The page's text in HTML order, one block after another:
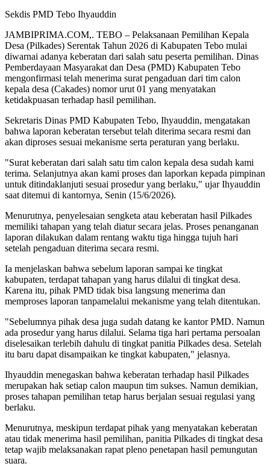
Sekdis PMD Tebo Ihyauddin
JAMBIPRIMA.COM,. TEBO – Pelaksanaan Pemilihan Kepala
Desa (Pilkades) Serentak Tahun 2026 di Kabupaten Tebo mulai
diwarnai adanya keberatan dari salah satu peserta pemilihan. Dinas
Pemberdayaan Masyarakat dan Desa (PMD) Kabupaten Tebo
mengonfirmasi telah menerima surat pengaduan dari tim calon
kepala desa (Cakades) nomor urut 01 yang menyatakan
ketidakpuasan terhadap hasil pemilihan.
Sekretaris Dinas PMD Kabupaten Tebo, Ihyauddin, mengatakan
bahwa laporan keberatan tersebut telah diterima secara resmi dan
akan diproses sesuai mekanisme serta peraturan yang berlaku.
"Surat keberatan dari salah satu tim calon kepala desa sudah kami
terima. Selanjutnya akan kami proses dan laporkan kepada pimpinan
untuk ditindaklanjuti sesuai prosedur yang berlaku," ujar Ihyauddin
saat ditemui di kantornya, Senin (15/6/2026).
Menurutnya, penyelesaian sengketa atau keberatan hasil Pilkades
memiliki tahapan yang telah diatur secara jelas. Proses penanganan
laporan dilakukan dalam rentang waktu tiga hingga tujuh hari
setelah pengaduan diterima secara resmi.
Ia menjelaskan bahwa sebelum laporan sampai ke tingkat
kabupaten, terdapat tahapan yang harus dilalui di tingkat desa.
Karena itu, pihak PMD tidak bisa langsung menerima dan
memproses laporan tanpamelalui mekanisme yang telah ditentukan.
"Sebelumnya pihak desa juga sudah datang ke kantor PMD. Namun
ada prosedur yang harus dilalui. Selama tiga hari pertama persoalan
diselesaikan terlebih dahulu di tingkat panitia Pilkades desa. Setelah
itu baru dapat disampaikan ke tingkat kabupaten," jelasnya.
Ihyauddin menegaskan bahwa keberatan terhadap hasil Pilkades
merupakan hak setiap calon maupun tim sukses. Namun demikian,
proses tahapan pemilihan tetap harus berjalan sesuai regulasi yang
berlaku.
Menurutnya, meskipun terdapat pihak yang menyatakan keberatan
atau tidak menerima hasil pemilihan, panitia Pilkades di tingkat desa
tetap wajib melaksanakan rapat pleno penetapan hasil pemungutan
suara.